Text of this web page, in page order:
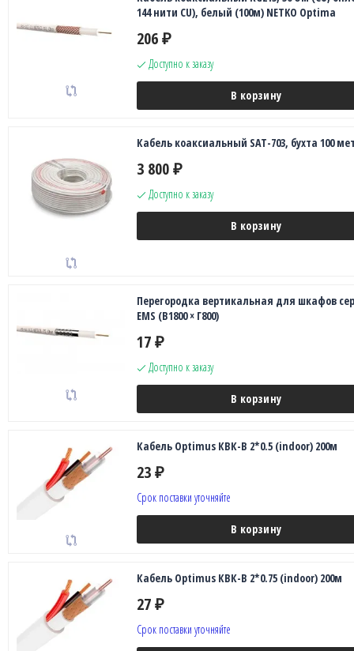
144 нити CU), белый (100м) NETKO Optima
206 ₽
Доступно к заказу
В корзину
Кабель коаксиальный SAT-703, бухта 100
3 800 ₽
Доступно к заказу
В корзину
Перегородка вертикальная для шкафов
EMS (В1800 × Г800)
17 ₽
Доступно к заказу
В корзину
Кабель Optimus КВК-В 2*0.5 (indoor) 200м
23 ₽
Срок поставки уточняйте
В корзину
Кабель Optimus КВК-В 2*0.75 (indoor) 200м
27 ₽
Срок поставки уточняйте